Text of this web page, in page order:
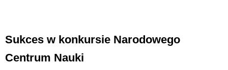
Sukces w konkursie Narodowego
Centrum Nauki